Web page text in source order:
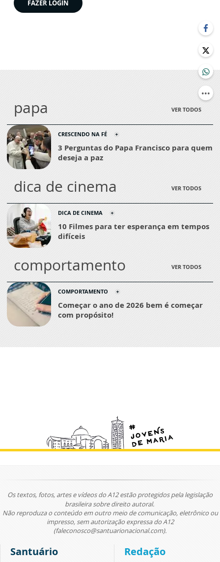
FAZER LOGIN
papa VER TODOS
CRESCENDO NA FÉ
3 Perguntas do Papa Francisco para quem
deseja a paz
dica de cinema VER TODOS
DICA DE CINEMA
10 Filmes para ter esperança em tempos
difíceis
comportamento VER TODOS
COMPORTAMENTO
Começar o ano de 2026 bem é começar
com propósito!
Os textos, fotos, artes e vídeos do A12 estão protegidos pela legislação
brasileira sobre direito autoral.
Não reproduza o conteúdo em outro meio de comunicação, eletrônico ou
impresso, sem autorização expressa do A12
(faleconosco@santuarionacional.com).
Santuário Redação